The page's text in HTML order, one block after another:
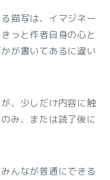
描写は、イマジネー
っと作者自身の心と
が書いてあるに違い
、少しだけ内容に触
み、または読了後に
んなが普通にできる